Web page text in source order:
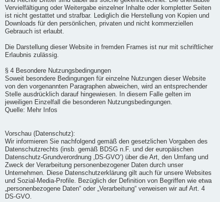
Vervielfältigung oder Weitergabe einzelner Inhalte oder kompletter Seiten
ist nicht gestattet und strafbar. Lediglich die Herstellung von Kopien und
Downloads für den persönlichen, privaten und nicht kommerziellen
Gebrauch ist erlaubt.
Die Darstellung dieser Website in fremden Frames ist nur mit schriftlicher
Erlaubnis zulässig.
§ 4 Besondere Nutzungsbedingungen
Soweit besondere Bedingungen für einzelne Nutzungen dieser Website
von den vorgenannten Paragraphen abweichen, wird an entsprechender
Stelle ausdrücklich darauf hingewiesen. In diesem Falle gelten im
jeweiligen Einzelfall die besonderen Nutzungsbedingungen.
Quelle: Mehr Infos
Vorschau (Datenschutz):
Wir informieren Sie nachfolgend gemäß den gesetzlichen Vorgaben des
Datenschutzrechts (insb. gemäß BDSG n.F. und der europäischen
Datenschutz-Grundverordnung ‚DS-GVO‘) über die Art, den Umfang und
Zweck der Verarbeitung personenbezogener Daten durch unser
Unternehmen. Diese Datenschutzerklärung gilt auch für unsere Websites
und Sozial-Media-Profile. Bezüglich der Definition von Begriffen wie etwa
„personenbezogene Daten“ oder „Verarbeitung“ verweisen wir auf Art. 4
DS-GVO.